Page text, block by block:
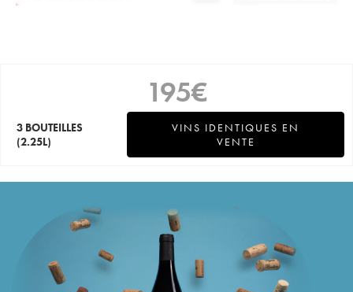
195€
3 BOUTEILLES
(2.25L)
VINS IDENTIQUES EN
VENTE